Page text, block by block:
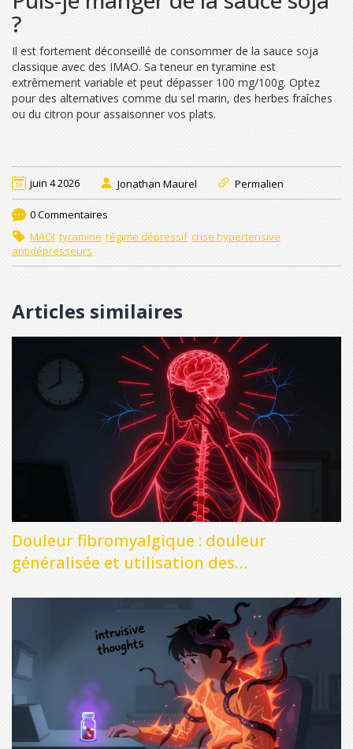
?
Il est fortement déconseillé de consommer de la sauce soja
classique avec des IMAO. Sa teneur en tyramine est
extrêmement variable et peut dépasser 100 mg/100g. Optez
pour des alternatives comme du sel marin, des herbes fraîches
ou du citron pour assaisonner vos plats.
juin 4 2026 Jonathan Maurel Permalien
0 Commentaires
MAOI tyramine régime dépressif crise hypertensive
antidépresseurs
Articles similaires
Douleur fibromyalgique : douleur
généralisée et utilisation des